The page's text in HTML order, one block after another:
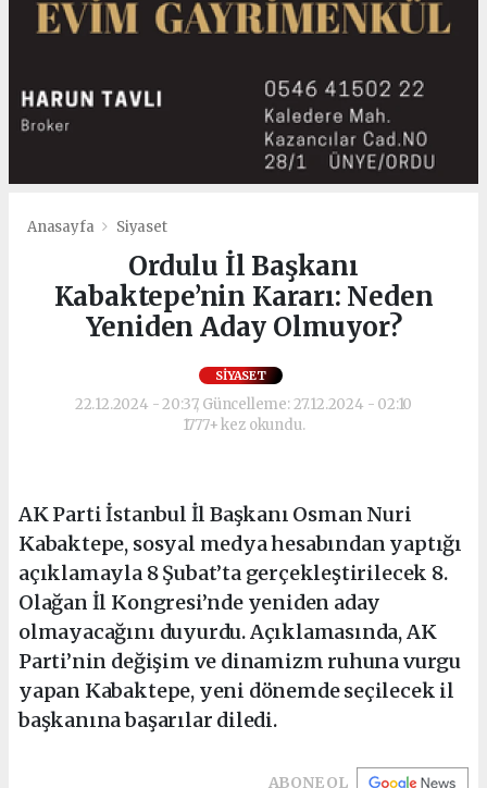
Anasayfa Siyaset
Ordulu İl Başkanı
Kabaktepe’nin Kararı: Neden
Yeniden Aday Olmuyor?
SIYASET
22.12.2024 - 20:37, Güncelleme: 27.12.2024 - 02:10
1777+ kez okundu.
AK Parti İstanbul İl Başkanı Osman Nuri
Kabaktepe, sosyal medya hesabından yaptığı
açıklamayla 8 Şubat’ta gerçekleştirilecek 8.
Olağan İl Kongresi’nde yeniden aday
olmayacağını duyurdu. Açıklamasında, AK
Parti’nin değişim ve dinamizm ruhuna vurgu
yapan Kabaktepe, yeni dönemde seçilecek il
başkanına başarılar diledi.
ABONE OL